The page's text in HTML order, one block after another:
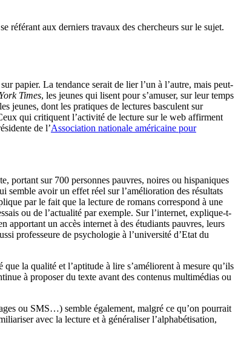
référant aux derniers travaux des chercheurs sur le sujet.
papier. La tendance serait de lier l’un à l’autre, mais peut-
Times, les jeunes qui lisent pour s’amuser, sur leur temps
jeunes, dont les pratiques de lectures basculent sur
qui critiquent l’activité de lecture sur le web affirment
de l’Association nationale américaine pour
portant sur 700 personnes pauvres, noires ou hispaniques
semble avoir un effet réel sur l’amélioration des résultats
par le fait que la lecture de romans correspond à une
ou de l’actualité par exemple. Sur l’internet, explique-t-
apportant un accès internet à des étudiants pauvres, leurs
professeure de psychologie à l’université d’Etat du
la qualité et l’aptitude à lire s’améliorent à mesure qu’ils
à proposer du texte avant des contenus multimédias ou
ou SMS…) semble également, malgré ce qu’on pourrait
avec la lecture et à généraliser l’alphabétisation,